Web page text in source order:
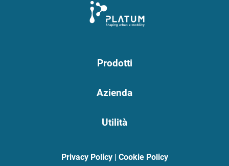
Prodotti
Azienda
Utilità
Privacy Policy| Cookie Policy